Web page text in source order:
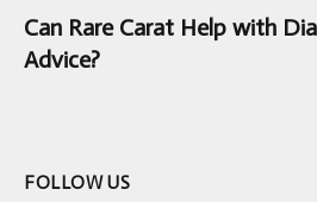
Can Rare Carat Help with
Advice?
FOLLOW US